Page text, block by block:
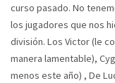
curso pasado. No
los jugadores que nos
división. Los Victor (le
manera lamentable),
menos este año) , De